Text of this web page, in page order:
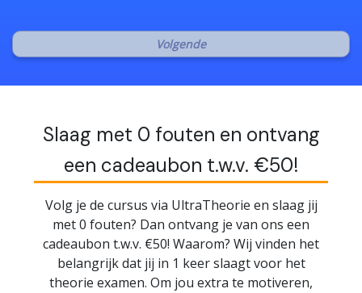
Slaag met 0 fouten en ontvang
een cadeaubon t.w.v. €50!
Volg je de cursus via UltraTheorie en slaag jij
met 0 fouten? Dan ontvang je van ons een
cadeaubon t.w.v. €50! Waarom? Wij vinden het
belangrijk dat jij in 1 keer slaagt voor het
theorie examen. Om jou extra te motiveren,